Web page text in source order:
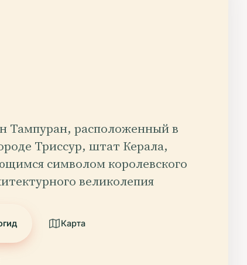
Тампуран, расположенный в
Триссур, штат Керала,
символом королевского
великолепия
Карта